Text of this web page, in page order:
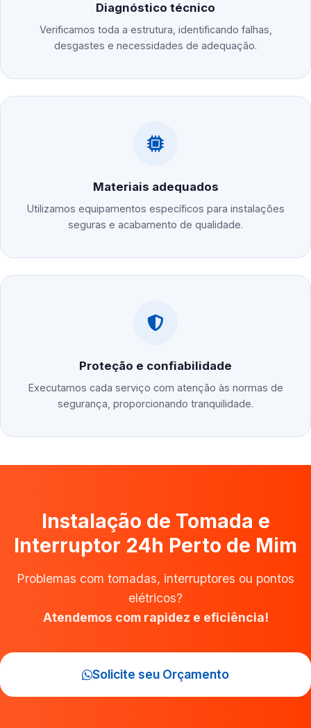
Diagnóstico técnico
Verificamos toda a estrutura, identificando falhas,
desgastes e necessidades de adequação.
Materiais adequados
Utilizamos equipamentos específicos para instalações
seguras e acabamento de qualidade.
Proteção e confiabilidade
Executamos cada serviço com atenção às normas de
segurança, proporcionando tranquilidade.
Instalação de Tomada e
Interruptor 24h Perto de Mim
Problemas com tomadas, interruptores ou pontos
elétricos?
Atendemos com rapidez e eficiência!
Solicite seu Orçamento